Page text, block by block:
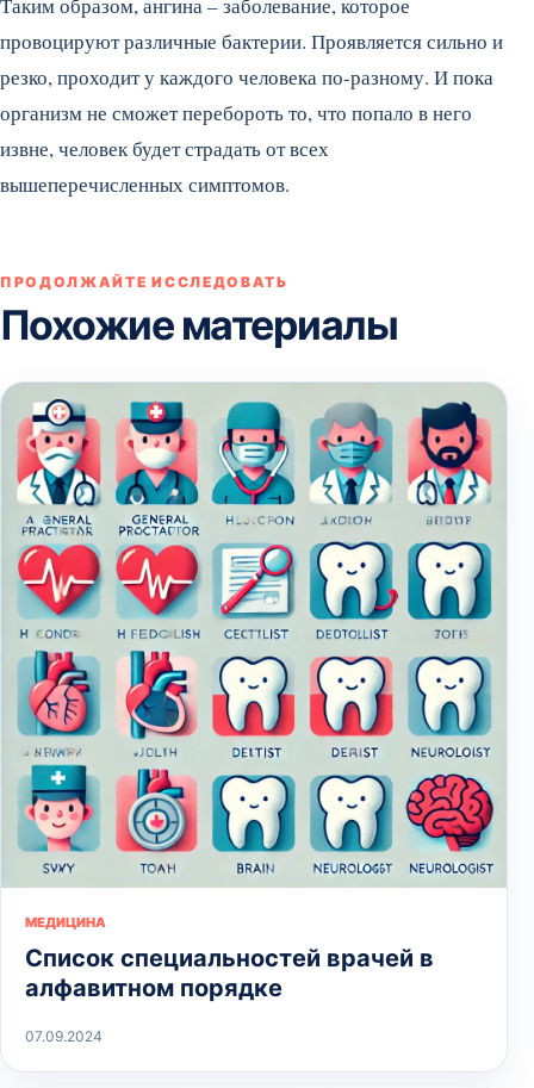
провоцируют различные бактерии. Проявляется сильно и
резко, проходит у каждого человека по-разному. И пока
организм не сможет перебороть то, что попало в него
извне, человек будет страдать от всех
вышеперечисленных симптомов.
ПРОДОЛЖАЙТЕ ИССЛЕДОВАТЬ
Похожие материалы
МЕДИЦИНА
Список специальностей врачей в
алфавитном порядке
07.09.2024